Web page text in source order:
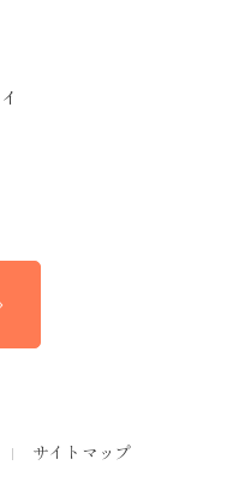
ィ
サイトマップ